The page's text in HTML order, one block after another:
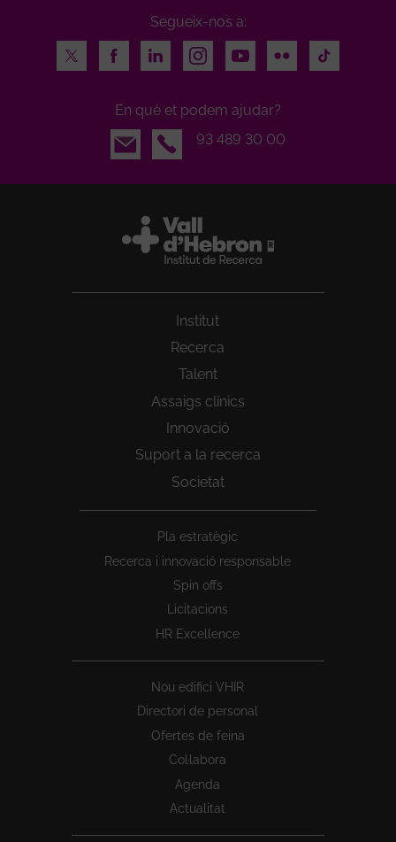
Segueix-nos a:
Twitter
FacebookLinkedInInstagramYoutubeFlickr TikTok
En què et podem ajudar?
Email
93 489 30 00
Institut
Recerca
Talent
Assaigs clínics
Innovació
Suport a la recerca
Societat
Pla estratègic
Recerca i innovació responsable
Spin offs
Licitacions
HR Excellence
Nou edifici VHIR
Directori de personal
Ofertes de feina
Col·labora
Agenda
Actualitat